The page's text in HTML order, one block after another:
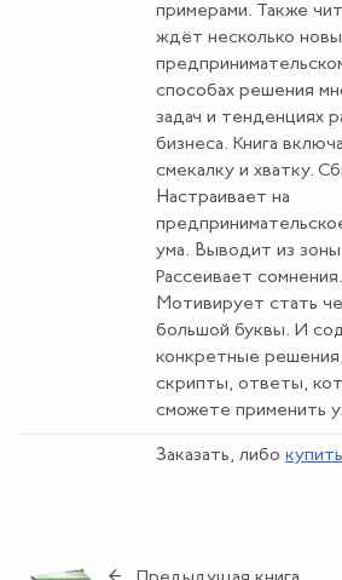
примерами. Также
ждёт несколько
способах решения
задач и тенденциях
бизнеса. Книга
смекалку и хватку.
Настраивает на
ума. Выводит из
Рассеивает
Мотивирует стать
большой буквы. И
конкретные
скрипты, ответы,
сможете применить
Заказать, либо